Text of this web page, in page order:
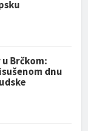
Brčkom:
dnu